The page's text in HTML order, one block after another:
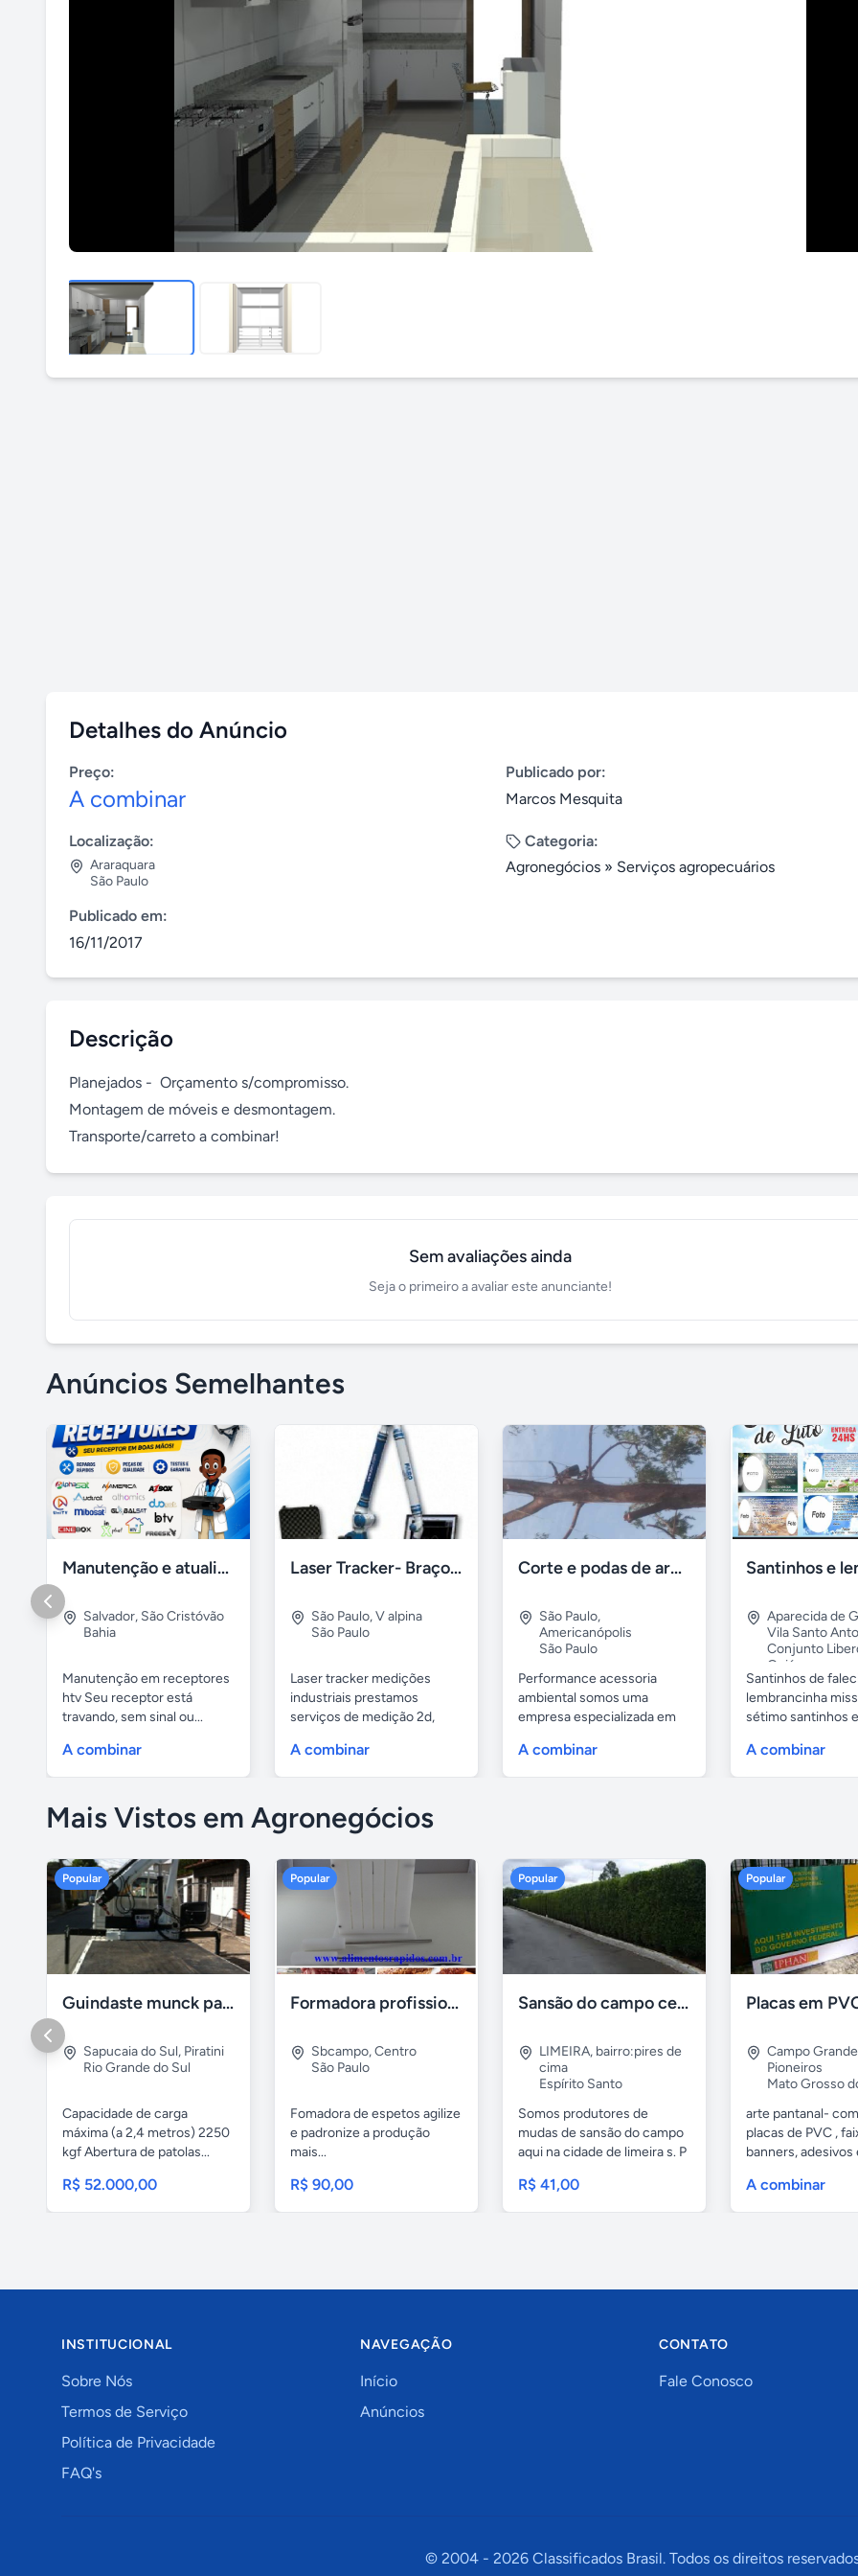
Detalhes do Anúncio
Preço:
A combinar
Publicado por:
Marcos Mesquita
Localização:
Araraquara
São Paulo
Categoria:
Agronegócios » Serviços agropecuários
Publicado em:
16/11/2017
Descrição
Planejados -  Orçamento s/compromisso.
Montagem de móveis e desmontagem.
Transporte/carreto a combinar!
Sem avaliações ainda
Seja o primeiro a avaliar este anunciante!
Anúncios Semelhantes
Manutenção e atualização em receptores Htv em Salvador Ba
Salvador, São Cristóvão
Bahia
Manutenção em receptores
htv Seu receptor está
travando, sem sinal ou...
A combinar
Laser Tracker- Braço Faro Medição 2D 3D Tridimensional
São Paulo,V alpina
São Paulo
Laser tracker medições
industriais prestamos
serviços de medição 2d,
A combinar
Corte e podas de arvores
São Paulo,
Americanópolis
São Paulo
Performance acessoria
ambiental somos uma
empresa especializada em
A combinar
Aparecida de
Vila Santo
Conjunto
Goiás
Santinhos de
lembrancinha
sétimo santinhos
A combinar
Mais Vistos em Agronegócios
Popular
Guindaste munck para 2 toneladas
Sapucaia do Sul, Piratini
Rio Grande do Sul
Capacidade de carga
máxima (a 2,4 metros) 2250
kgf Abertura de patolas...
R$ 52.000,00
Popular
Formadora profissional carne
Sbcampo,Centro
São Paulo
Fomadora de espetos agilize
e padronize a produção
mais...
R$ 90,00
Popular
Sansão do campo cerca viva por 0,65 á muda
LIMEIRA, bairro:pires de
cima
Espírito Santo
Somos produtores de
mudas de sansão do campo
aqui na cidade de limeira s. P
R$ 41,00
Popular
Campo Grande
Pioneiros
Mato Grosso
arte pantanal-
placas de PVC ,
banners, adesivos
A combinar
INSTITUCIONAL
Sobre Nós
Termos de Serviço
Política de Privacidade
FAQ's
NAVEGAÇÃO
Início
Anúncios
CONTATO
Fale Conosco
© 2004 - 2026Classificados Brasil. Todos os direitos